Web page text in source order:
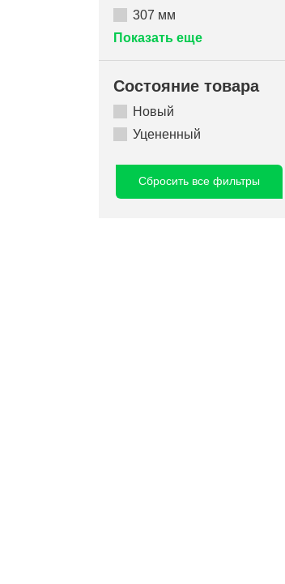
307 мм
Показать еще
Состояние товара
Новый
Уцененный
Сбросить все фильтры